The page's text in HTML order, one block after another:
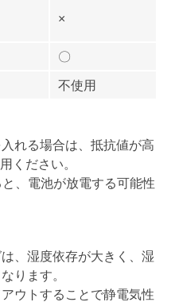
×
〇
不使用
れる場合は、抵抗値が高
ください。
、電池が放電する可能性
、湿度依存が大きく、湿
ります。
ウトすることで静電気性